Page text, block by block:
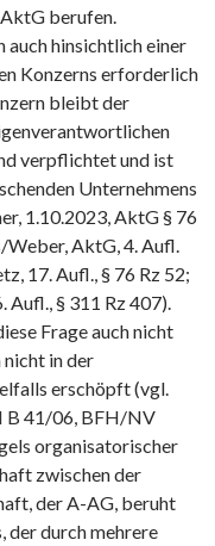
berufen.
auch hinsichtlich einer
Konzerns erforderlich
bleibt der
verpflichtet und ist
Unternehmens
1.10.2023, AktG § 76
AktG, 4. Aufl.
17. Aufl., § 76 Rz 52;
§ 311 Rz 407).
Frage auch nicht
nicht in der
erschöpft (vgl.
B 41/06, BFH/NV
organisatorischer
zwischen der
der A-AG, beruht
der durch mehrere